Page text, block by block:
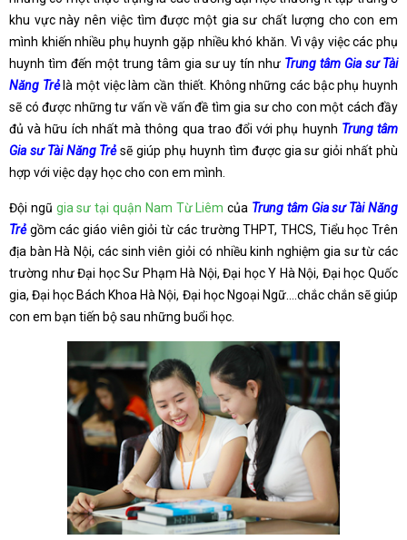
khu vực này nên việc tìm được một gia sư chất lượng cho con em
mình khiến nhiều phụ huynh gặp nhiều khó khăn. Vì vậy việc các phụ
huynh tìm đến một trung tâm gia sư uy tín như Trung tâm Gia sư Tài
Năng Trẻlà một việc làm cần thiết. Không những các bậc phụ huynh
sẽ có được những tư vấn về vấn đề tìm gia sư cho con một cách đầy
đủ và hữu ích nhất mà thông qua trao đổi với phụ huynh Trung tâm
Gia sư Tài Năng Trẻsẽ giúp phụ huynh tìm được gia sư giỏi nhất phù
hợp với việc dạy học cho con em mình.
Đội ngũ gia sư tại quận Nam Từ Liêm của Trung tâm Gia sư Tài Năng
Trẻgồm các giáo viên giỏi từ các trường THPT, THCS, Tiểu học Trên
địa bàn Hà Nội, các sinh viên giỏi có nhiều kinh nghiệm gia sư từ các
trường như Đại học Sư Phạm Hà Nội, Đại học Y Hà Nội, Đại học Quốc
gia, Đại học Bách Khoa Hà Nội, Đại học Ngoại Ngữ….chắc chắn sẽ giúp
con em bạn tiến bộ sau những buổi học.